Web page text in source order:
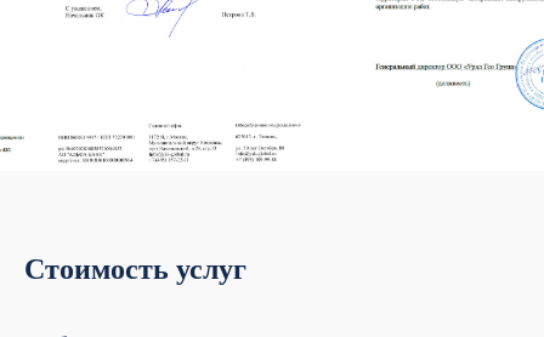
Стоимость услуг